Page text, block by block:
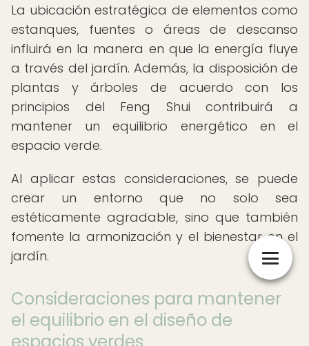
La ubicación estratégica de elementos como
estanques, fuentes o áreas de descanso
influirá en la manera en que la energía fluye
a través del jardín. Además, la disposición de
plantas y árboles de acuerdo con los
principios del Feng Shui contribuirá a
mantener un equilibrio energético en el
espacio verde.
Al aplicar estas consideraciones, se puede
crear un entorno que no solo sea
estéticamente agradable, sino que también
fomente la armonización y el bienestar en el
jardín.
Consideraciones para mantener
el equilibrio en el diseño de